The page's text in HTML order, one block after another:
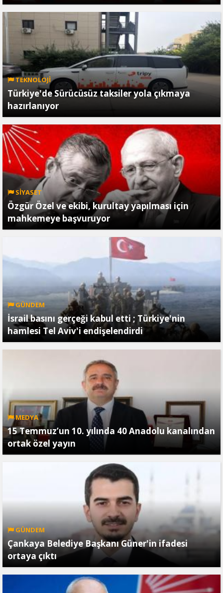
TEKNOLOJİ
Türkiye'de Sürücüsüz taksiler yola çıkmaya
hazırlanıyor
SİYASET
Özgür Özel ve ekibi, kurultay yapılması için
mahkemeye başvuruyor
GÜNDEM
İsrail basını gerçeği kabul etti ; Türkiye'nin
hamlesi Tel Aviv'i endişelendirdi
MEDYA
15 Temmuz’un 10. yılında 40 Anadolu kanalından
ortak özel yayın
GÜNDEM
Çankaya Belediye Başkanı Güner'in ifadesi
ortaya çıktı